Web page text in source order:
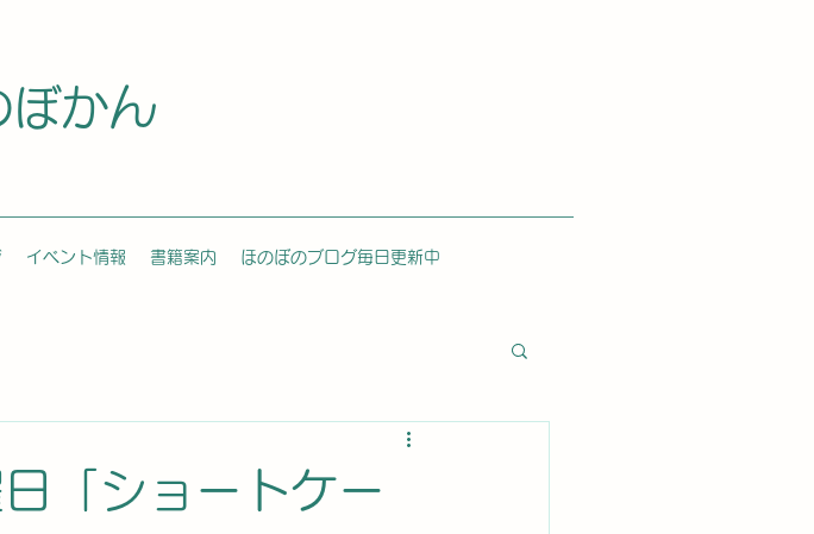
ぼかん
イベント情報 書籍案内 ほのぼのブログ毎日更新中
「ショートケー